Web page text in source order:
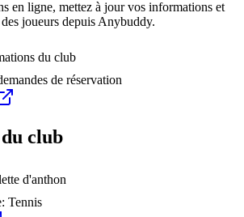
en ligne, mettez à jour vos informations et
joueurs depuis Anybuddy.
du club
de réservation
club
d'anthon
Tennis